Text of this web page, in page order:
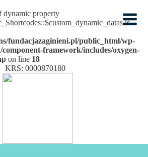
dynamic property
is
fundacjazaginieni.pl/public_html/wp-
framework/includes/oxygen-
on line 18
KRS: 0000870180